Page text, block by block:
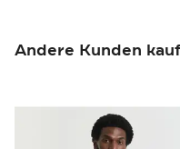
Andere Kunden